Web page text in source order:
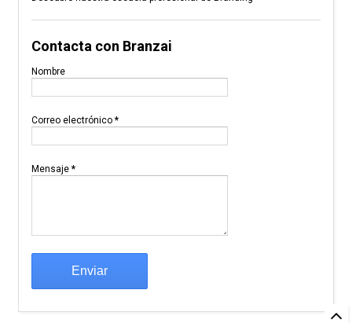
Contacta con Branzai
Nombre
Correo electrónico *
Mensaje *